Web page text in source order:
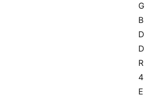
G
B
D
D
R
4
E